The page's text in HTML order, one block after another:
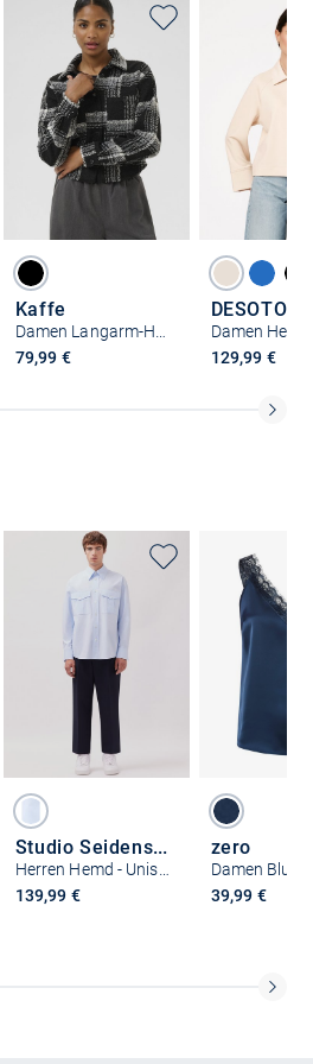
Kaffe
79,99 €
DESOTO
129,99 €
Studio Seidensticker
Herren Hemd - Unisex - Regular Fit
139,99 €
zero
Damen
39,99 €